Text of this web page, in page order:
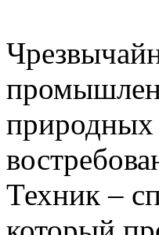
природных
Техник –